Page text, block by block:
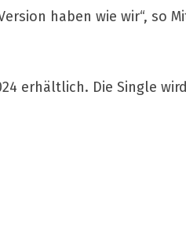
haben wie wir“, so
erhältlich. Die Single